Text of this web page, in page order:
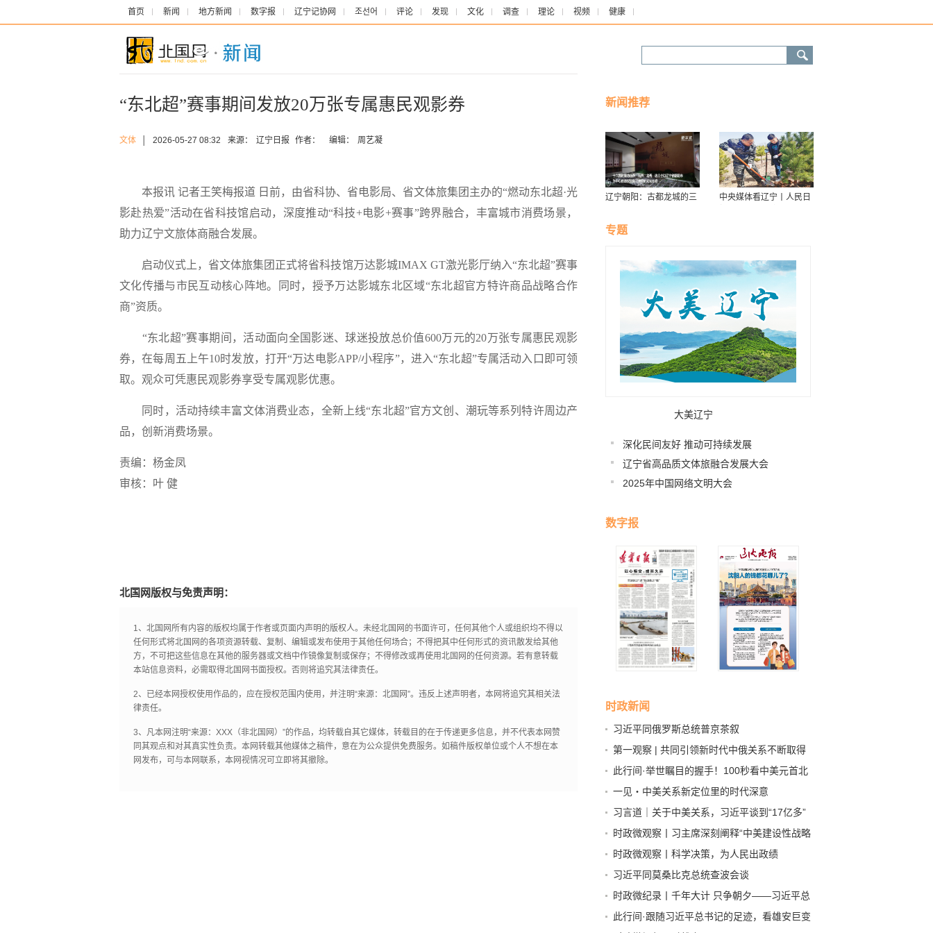
首页 新闻 地方新闻 数字报 辽宁记协网 조선어 评论 发现 文化 调查 理论 视频 健康
“东北超”赛事期间发放20万张专属惠民观影券
文体 2026-05-27 08:32 来源： 辽宁日报 作者： 编辑： 周艺凝
本报讯 记者王笑梅报道 日前，由省科协、省电影局、省文体旅集团主办的“燃动东北超·光
影赴热爱”活动在省科技馆启动，深度推动“科技+电影+赛事”跨界融合，丰富城市消费场景，
助力辽宁文旅体商融合发展。
启动仪式上，省文体旅集团正式将省科技馆万达影城IMAX GT激光影厅纳入“东北超”赛事
文化传播与市民互动核心阵地。同时，授予万达影城东北区域“东北超官方特许商品战略合作
商”资质。
“东北超”赛事期间，活动面向全国影迷、球迷投放总价值600万元的20万张专属惠民观影
券，在每周五上午10时发放，打开“万达电影APP/小程序”，进入“东北超”专属活动入口即可领
取。观众可凭惠民观影券享受专属观影优惠。
同时，活动持续丰富文体消费业态，全新上线“东北超”官方文创、潮玩等系列特许周边产
品，创新消费场景。
责编：杨金凤
审核：叶 健
北国网版权与免责声明：
1、北国网所有内容的版权均属于作者或页面内声明的版权人。未经北国网的书面许可，任何其他个人或组织均不得以
任何形式将北国网的各项资源转载、复制、编辑或发布使用于其他任何场合；不得把其中任何形式的资讯散发给其他
方，不可把这些信息在其他的服务器或文档中作镜像复制或保存；不得修改或再使用北国网的任何资源。若有意转载
本站信息资料，必需取得北国网书面授权。否则将追究其法律责任。
2、已经本网授权使用作品的，应在授权范围内使用，并注明“来源：北国网”。违反上述声明者，本网将追究其相关法
律责任。
3、凡本网注明“来源：XXX（非北国网）”的作品，均转载自其它媒体，转载目的在于传递更多信息，并不代表本网赞
同其观点和对其真实性负责。本网转载其他媒体之稿件，意在为公众提供免费服务。如稿件版权单位或个人不想在本
网发布，可与本网联系，本网视情况可立即将其撤除。
新闻推荐
辽宁朝阳：古都龙城的三
中央媒体看辽宁丨人民日
专题
大美辽宁
深化民间友好 推动可持续发展
辽宁省高品质文体旅融合发展大会
2025年中国网络文明大会
数字报
时政新闻
习近平同俄罗斯总统普京茶叙
第一观察 | 共同引领新时代中俄关系不断取得
新成果
此行间·举世瞩目的握手！100秒看中美元首北
京会晤
一见・中美关系新定位里的时代深意
习言道｜关于中美关系，习近平谈到“17亿多”
和“80多亿”
时政微观察丨习主席深刻阐释“中美建设性战略
稳定关系”的核心要义
时政微观察丨科学决策，为人民出政绩
习近平同莫桑比克总统查波会谈
时政微纪录丨千年大计 只争朝夕——习近平总
书记赴河北雄安新区考察纪实
此行间·跟随习近平总书记的足迹，看雄安巨变